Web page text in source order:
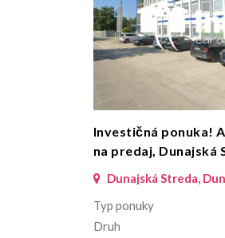
Investičná ponuka!
na predaj, Dunajská
Dunajská Streda,
Typ ponuky
Druh